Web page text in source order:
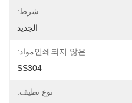
شرط:
الجديد
인쇄되지 않은مواد:
SS304
نوع نظيف: